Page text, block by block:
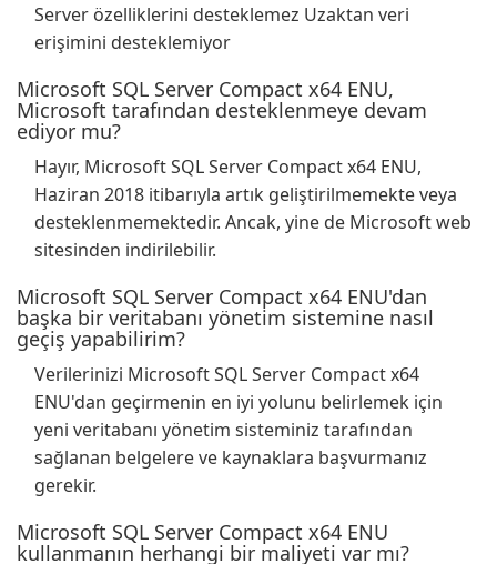
Server özelliklerini desteklemez Uzaktan veri
erişimini desteklemiyor
Microsoft SQL Server Compact x64 ENU,
Microsoft tarafından desteklenmeye devam
ediyor mu?
Hayır, Microsoft SQL Server Compact x64 ENU,
Haziran 2018 itibarıyla artık geliştirilmemekte veya
desteklenmemektedir. Ancak, yine de Microsoft web
sitesinden indirilebilir.
Microsoft SQL Server Compact x64 ENU'dan
başka bir veritabanı yönetim sistemine nasıl
geçiş yapabilirim?
Verilerinizi Microsoft SQL Server Compact x64
ENU'dan geçirmenin en iyi yolunu belirlemek için
yeni veritabanı yönetim sisteminiz tarafından
sağlanan belgelere ve kaynaklara başvurmanız
gerekir.
Microsoft SQL Server Compact x64 ENU
kullanmanın herhangi bir maliyeti var mı?